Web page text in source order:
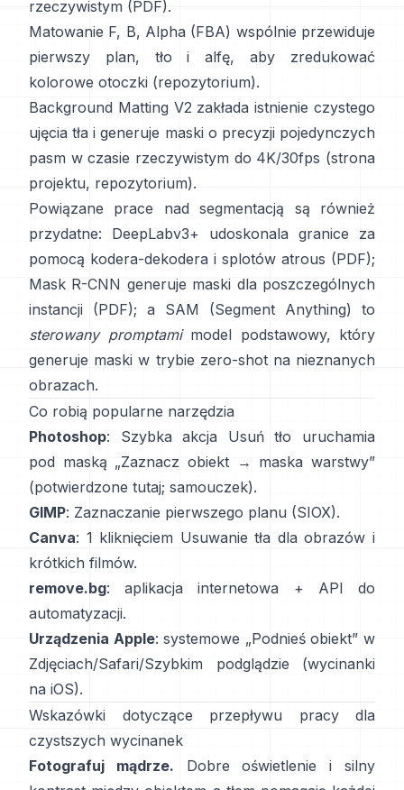
rzeczywistym (PDF).
Matowanie F, B, Alpha (FBA) wspólnie przewiduje
pierwszy plan, tło i alfę, aby zredukować
kolorowe otoczki (repozytorium).
Background Matting V2 zakłada istnienie czystego
ujęcia tła i generuje maski o precyzji pojedynczych
pasm w czasie rzeczywistym do 4K/30fps (strona
projektu, repozytorium).
Powiązane prace nad segmentacją są również
przydatne:
DeepLabv3+ udoskonala granice za
pomocą kodera-dekodera i splotów atrous (PDF);
Mask R-CNN generuje maski dla poszczególnych
instancji (PDF); a SAM (Segment Anything) to
sterowany promptamimodel podstawowy, który
generuje maski w trybie zero-shot na nieznanych
obrazach.
Co robią popularne narzędzia
Photoshop: Szybka akcja Usuń tło uruchamia
pod maską „Zaznacz obiekt → maska warstwy”
(potwierdzone tutaj; samouczek).
GIMP: Zaznaczanie pierwszego planu (SIOX).
Canva: 1 kliknięciem Usuwanie tła dla obrazów i
krótkich filmów.
remove.bg: aplikacja internetowa + API do
automatyzacji.
Urządzenia Apple: systemowe „Podnieś obiekt” w
Zdjęciach/Safari/Szybkim podglądzie
(wycinanki
na iOS).
Wskazówki dotyczące przepływu pracy dla
czystszych wycinanek
Fotografuj mądrze. Dobre oświetlenie i silny